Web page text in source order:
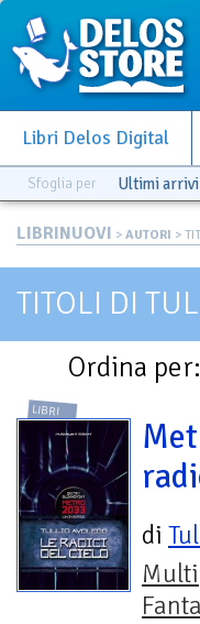
Libri Delos Digital
Sfoglia per Ultimi arrivi
LIBRINUOVI > AUTORI >
TITOLI DI
Ordina per:
LIBRI
di